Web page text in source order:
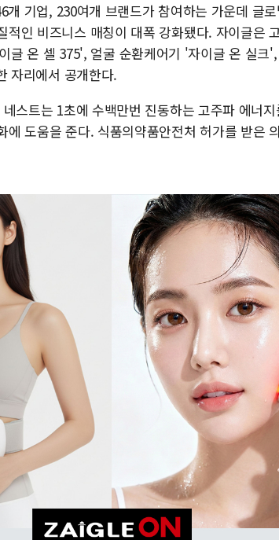
개 기업, 230여개 브랜드가 참여하는 가운데 글
적인 비즈니스 매칭이 대폭 강화됐다. 자이글은
글 온 셀 375', 얼굴 순환케어기 '자이글 온 실크
자리에서 공개한다.
스트는 1초에 수백만번 진동하는 고주파 에너
에 도움을 준다. 식품의약품안전처 허가를 받은